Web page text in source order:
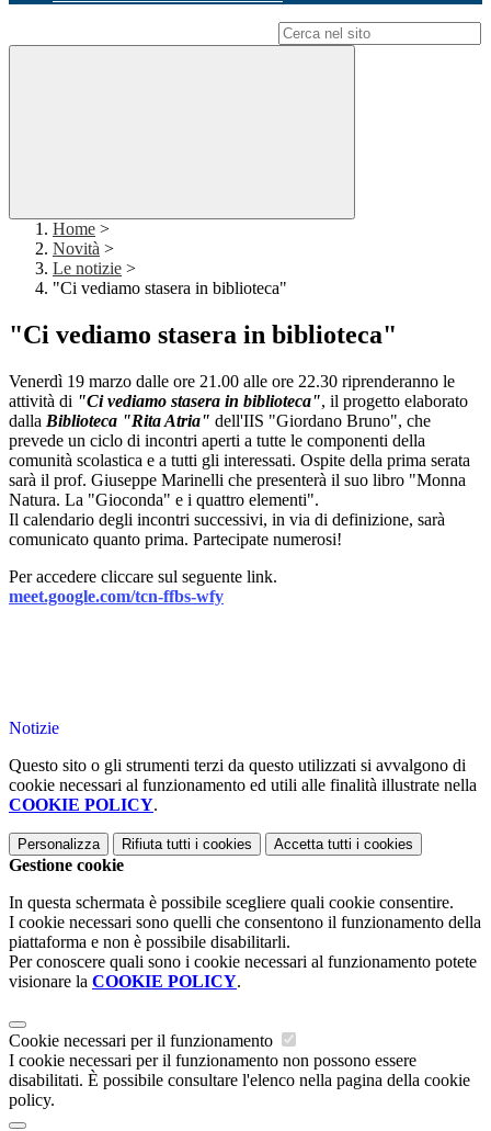
Home >
Novità >
Le notizie >
"Ci vediamo stasera in biblioteca"
"Ci vediamo stasera in biblioteca"
Venerdì 19 marzo dalle ore 21.00 alle ore 22.30 riprenderanno le
attività di "Ci vediamo stasera in biblioteca", il progetto elaborato
dalla Biblioteca "Rita Atria" dell'IIS "Giordano Bruno", che
prevede un ciclo di incontri aperti a tutte le componenti della
comunità scolastica e a tutti gli interessati. Ospite della prima serata
sarà il prof. Giuseppe Marinelli che presenterà il suo libro "Monna
Natura. La "Gioconda" e i quattro elementi".
Il calendario degli incontri successivi, in via di definizione, sarà
comunicato quanto prima. Partecipate numerosi!
Per accedere cliccare sul seguente link.
meet.google.com/tcn-ffbs-wfy
Notizie
Questo sito o gli strumenti terzi da questo utilizzati si avvalgono di
cookie necessari al funzionamento ed utili alle finalità illustrate nella
COOKIE POLICY.
Personalizza Rifiuta tutti i cookies Accetta tutti i cookies
Gestione cookie
In questa schermata è possibile scegliere quali cookie consentire.
I cookie necessari sono quelli che consentono il funzionamento della
piattaforma e non è possibile disabilitarli.
Per conoscere quali sono i cookie necessari al funzionamento potete
visionare la COOKIE POLICY.
Cookie necessari per il funzionamento
I cookie necessari per il funzionamento non possono essere
disabilitati. È possibile consultare l'elenco nella pagina della cookie
policy.